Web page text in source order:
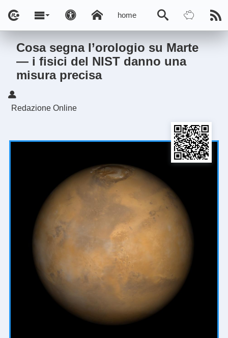
home
Cosa segna l’orologio su Marte
— i fisici del NIST danno una
misura precisa
Redazione Online